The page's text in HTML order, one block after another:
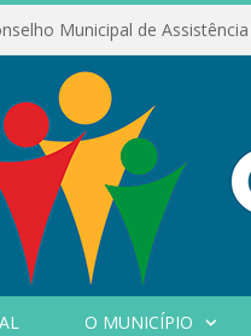
O MUNICÍPIO